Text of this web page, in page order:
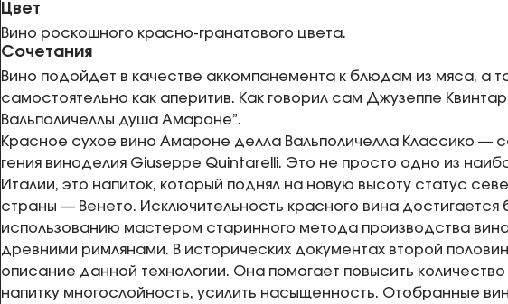
Цвет
Вино роскошного красно-гранатового цвета.
Сочетания
Вино подойдет в качестве аккомпанемента к блюдам из мяса, а
самостоятельно как аперитив. Как говорил сам Джузеппе
Вальполичеллы душа Амароне”.
Красное сухое вино Амароне делла Вальполичелла Классико —
гения виноделия Giuseppe Quintarelli. Это не просто одно из
Италии, это напиток, который поднял на новую высоту статус
страны — Венето. Исключительность красного вина достигается
использованию мастером старинного метода производства
древними римлянами. В исторических документах второй
описание данной технологии. Она помогает повысить количество
напитку многослойность, усилить насыщенность. Отобранные